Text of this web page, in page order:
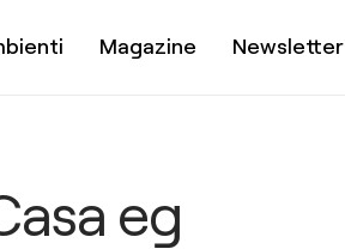
Magazine Newsletter
eg